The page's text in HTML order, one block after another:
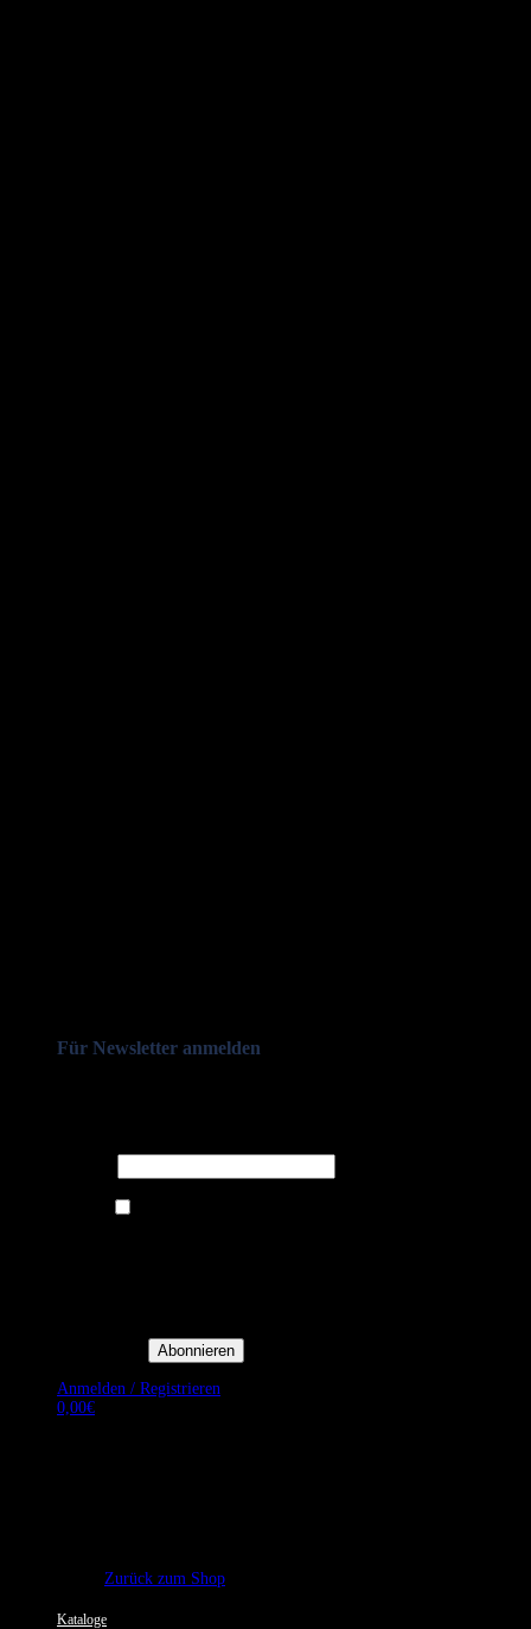
Für Newsletter anmelden
Anmelden / Registrieren
0,00€
Zurück zum Shop
Kataloge